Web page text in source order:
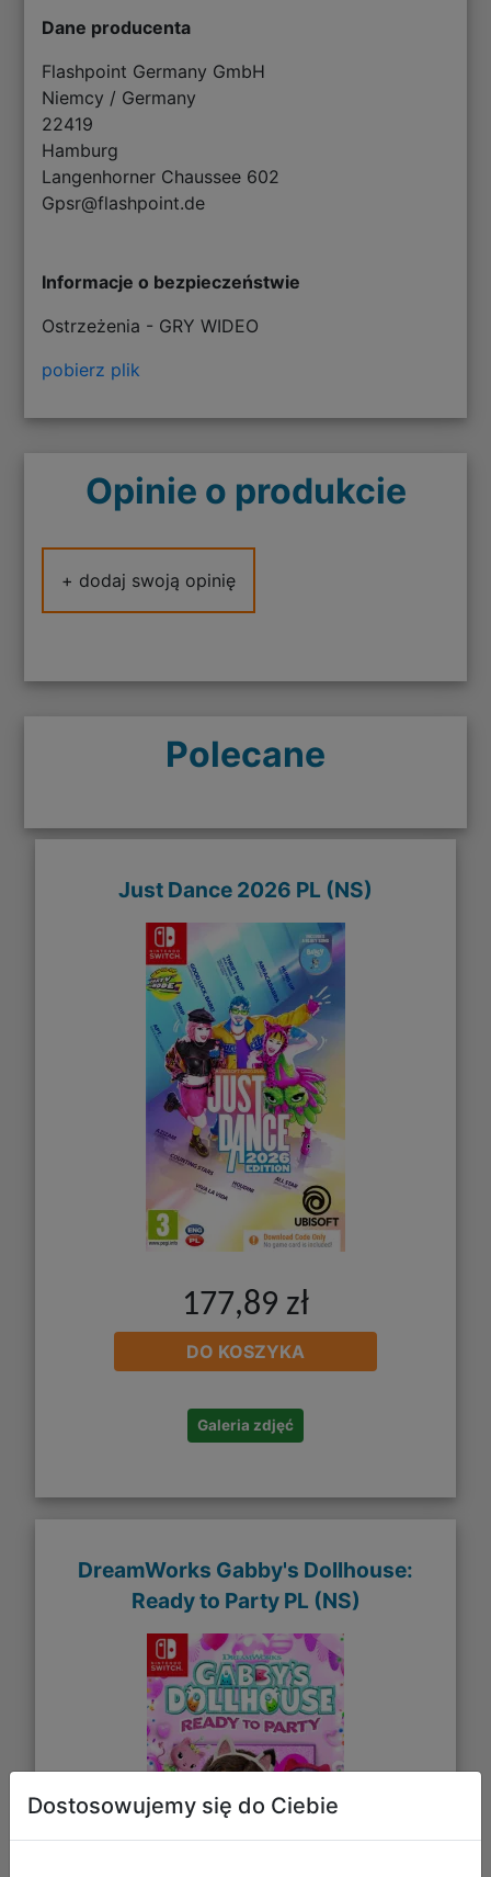
Dane producenta
Flashpoint Germany GmbH
Niemcy / Germany
22419
Hamburg
Langenhorner Chaussee 602
Gpsr@flashpoint.de
Informacje o bezpieczeństwie
Ostrzeżenia - GRY WIDEO
pobierz plik
Opinie o produkcie
+ dodaj swoją opinię
Polecane
Just Dance 2026 PL (NS)
177,89 zł
DO KOSZYKA
Galeria zdjęć
DreamWorks Gabby's Dollhouse:
Ready to Party PL (NS)
Dostosowujemy się do Ciebie